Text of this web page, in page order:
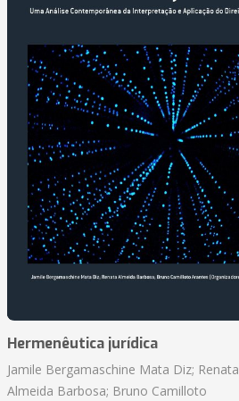
Hermenêutica jurídica
Jamile Bergamaschine Mata Diz; Renata
Almeida Barbosa; Bruno Camilloto